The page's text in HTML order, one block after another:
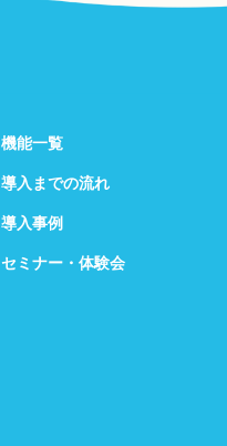
機能一覧
導入までの流れ
導入事例
セミナー・体験会